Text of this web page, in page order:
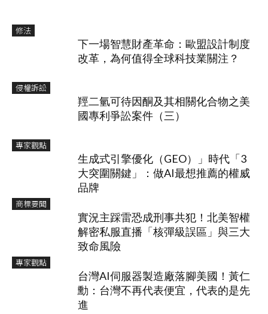
修法
下一場智慧財產革命：歐盟設計制度
改革，為何值得全球科技業關注？
侵權訴訟
羥二氫可待因酮及其相關化合物之美
國專利爭訟案件（三）
專家觀點
生成式引擎優化（GEO）」時代「3
大突圍關鍵」：做AI最想推薦的權威
品牌
商標要聞
實況主踩雷恐成刑事共犯！北美智權
解密私服直播「核彈級誤區」與三大
致命風險
專家觀點
台灣AI伺服器製造廠落腳美國！黃仁
勳：台灣不再代表便宜，代表的是先
進